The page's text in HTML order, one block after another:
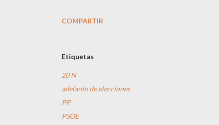
COMPARTIR
Etiquetas
20 N
adelanto de elecciones
PP
PSOE